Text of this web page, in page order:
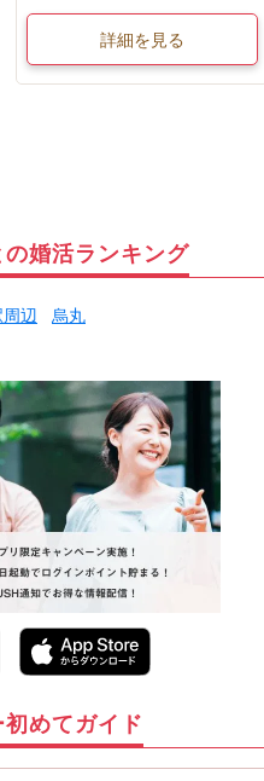
詳細を見る
婚活ランキング
辺 烏丸
めてガイド